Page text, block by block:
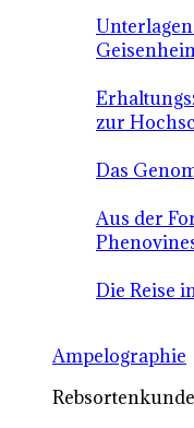
zur
Das
Aus der
Die Reise
Ampelographie